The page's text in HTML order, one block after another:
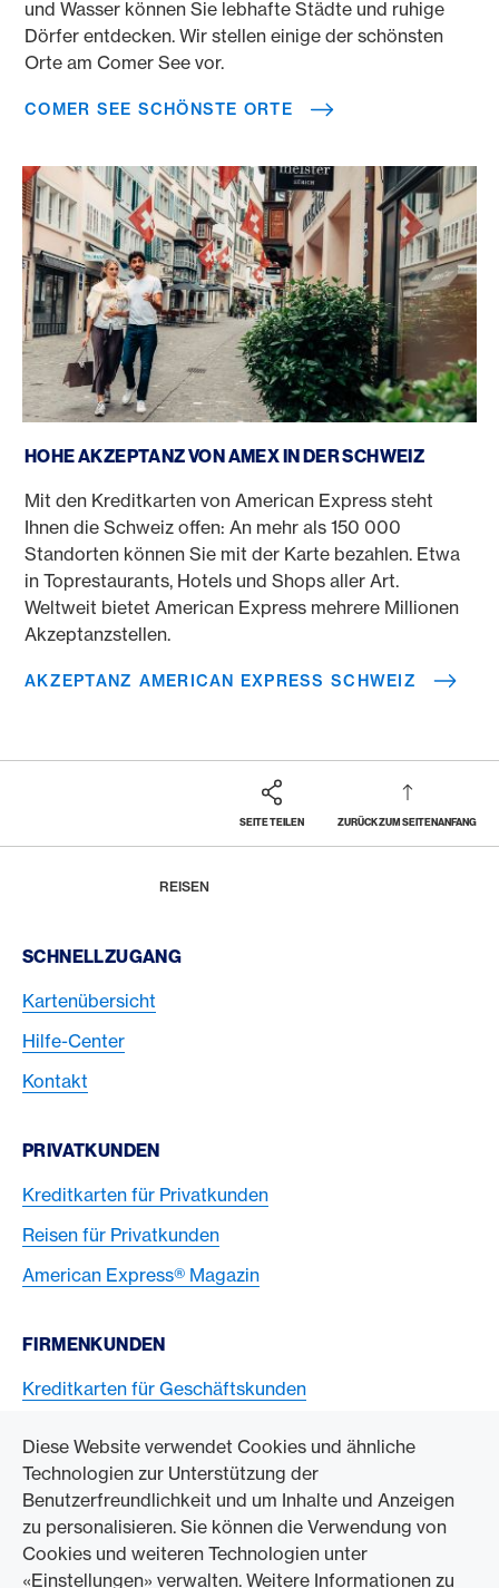
Diese Website verwendet Cookies und ähnliche
Technologien zur Unterstützung der
Benutzerfreundlichkeit und um Inhalte und Anzeigen
zu personalisieren. Sie können die Verwendung von
Cookies und weiteren Technologien unter
«Einstellungen» verwalten. Weitere Informationen zu
und Wasser können Sie lebhafte Städte und ruhige
Dörfer entdecken. Wir stellen einige der schönsten
Orte am Comer See vor.
COMER SEE SCHÖNSTE ORTE
HOHE AKZEPTANZ VON AMEX IN DER SCHWEIZ
Mit den Kreditkarten von American Express steht
Ihnen die Schweiz offen: An mehr als 150 000
Standorten können Sie mit der Karte bezahlen. Etwa
in Toprestaurants, Hotels und Shops aller Art.
Weltweit bietet American Express mehrere Millionen
Akzeptanzstellen.
AKZEPTANZ AMERICAN EXPRESS SCHWEIZ
SEITE TEILEN ZURÜCK ZUM SEITENANFANG
Footer
REISEN
Footer Navigation
SCHNELLZUGANG
Kartenübersicht
Hilfe-Center
Kontakt
PRIVATKUNDEN
Kreditkarten für Privatkunden
Reisen für Privatkunden
American Express® Magazin
FIRMENKUNDEN
Kreditkarten für Geschäftskunden
ZUM UNTERNEHMEN
Swisscard AECS GmbH
American Express Weltweit